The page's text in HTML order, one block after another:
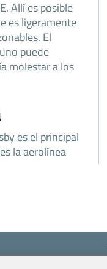
Allí es posible
es ligeramente
El
puede
molestar a los
es el principal
la aerolínea